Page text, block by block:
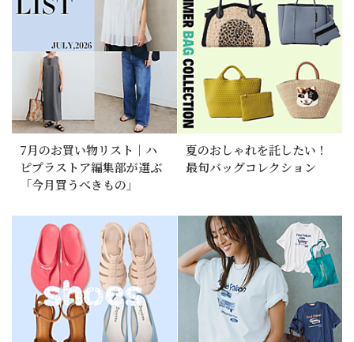
7月のお買い物リスト｜ハ
ピプラストア編集部が選ぶ
「今月買うべきもの」
夏のおしゃれを託したい！
最旬バッグコレクション